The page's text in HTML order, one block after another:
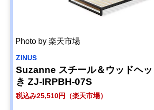
Photo by 楽天市場
ZINUS
Suzanne スチール＆ウッドヘ
き ZJ-IRPBH-07S
税込み25,510円（楽天市場）